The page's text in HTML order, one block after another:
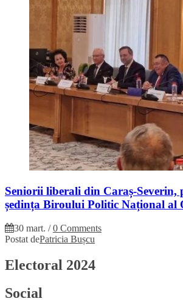
Seniorii liberali din Caraș-Severin,
ședința Biroului Politic Național al
30 mart. / 0 Comments
Postat dePatricia Bușcu
Electoral 2024
Social